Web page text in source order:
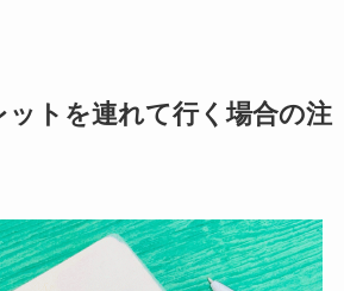
ットを連れて行く場合の注